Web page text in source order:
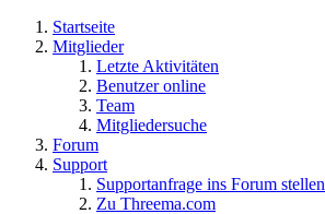
Startseite
Mitglieder
Letzte Aktivitäten
Benutzer online
Team
Mitgliedersuche
Forum
Support
Supportanfrage ins Forum stellen
Zu Threema.com